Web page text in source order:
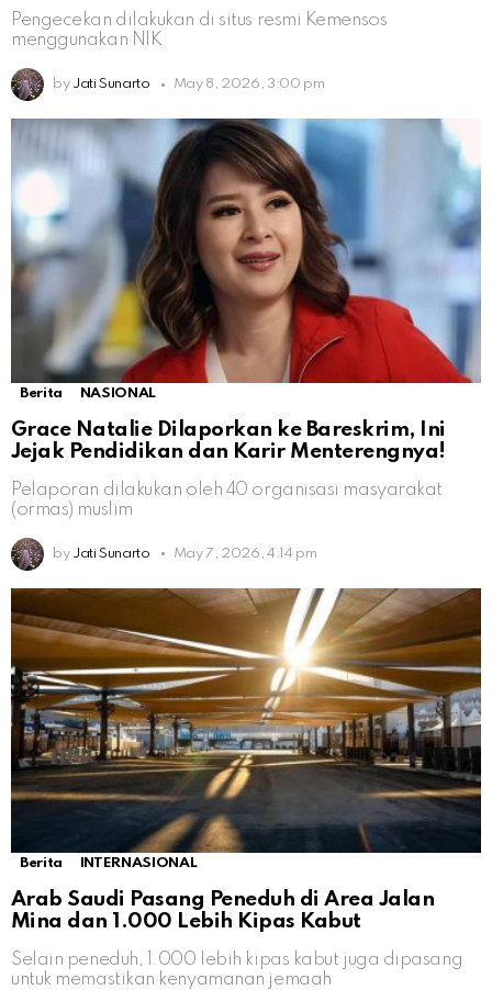
Pengecekan dilakukan di situs resmi Kemensos
menggunakan NIK
by Jati Sunarto May 8, 2026, 3:00 pm
Berita NASIONAL
Grace Natalie Dilaporkan ke Bareskrim, Ini
Jejak Pendidikan dan Karir Menterengnya!
Pelaporan dilakukan oleh 40 organisasi masyarakat
(ormas) muslim
by Jati Sunarto May 7, 2026, 4:14 pm
Berita INTERNASIONAL
Arab Saudi Pasang Peneduh di Area Jalan
Mina dan 1.000 Lebih Kipas Kabut
Selain peneduh, 1.000 lebih kipas kabut juga dipasang
untuk memastikan kenyamanan jemaah